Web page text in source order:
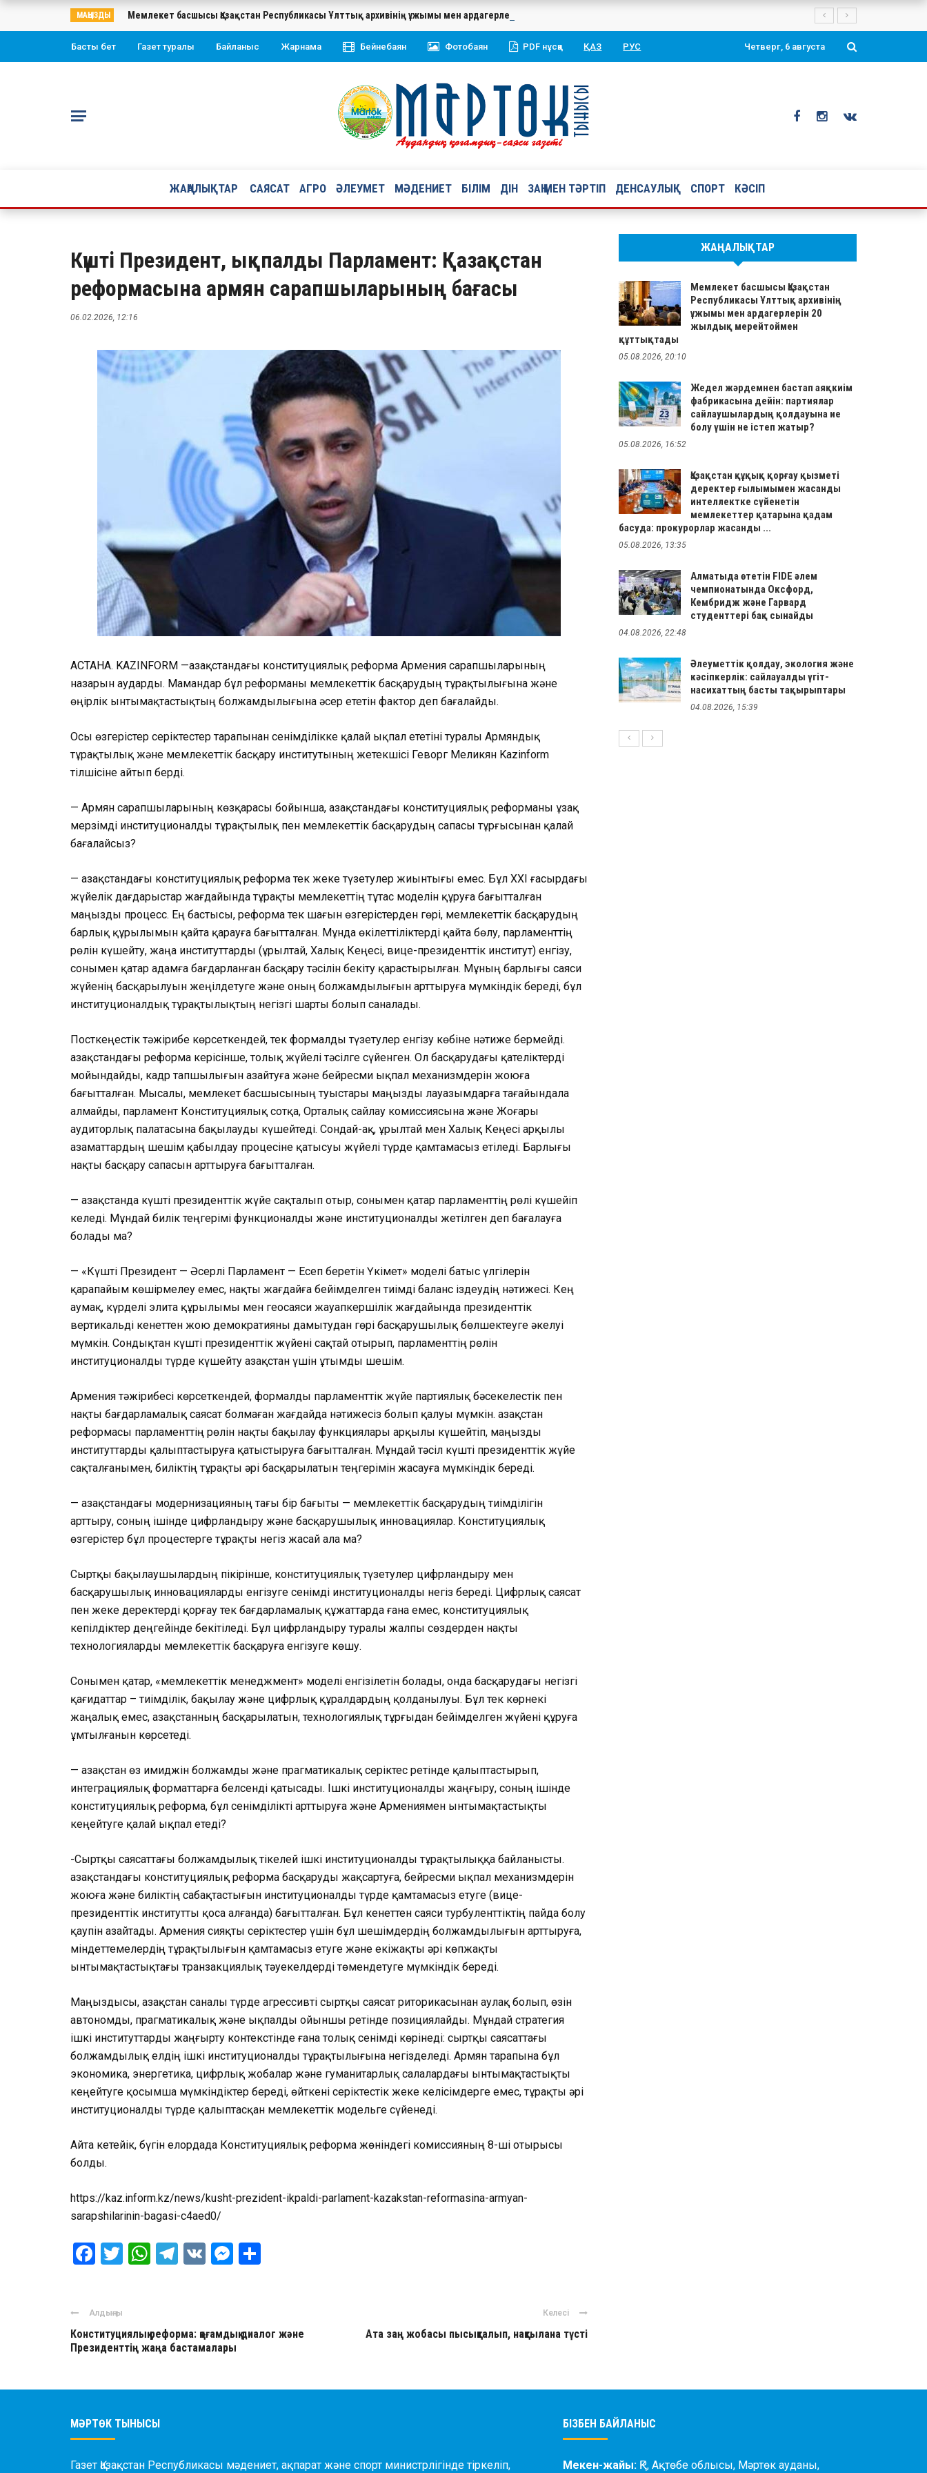
МАҢЫЗДЫ Мемлекет басшысы Қазақстан Республикасы Ұлттық архивінің ұжымы мен ардагерлерін 20 жылдық мерейтоймен құттықтады
Басты бет Газет туралы Байланыс Жарнама Бейнебаян Фотобаян PDF нұсқа ҚАЗ РУС Четверг, 6 августа
ЖАҢАЛЫҚТАР САЯСАТ АГРО ӘЛЕУМЕТ МӘДЕНИЕТ БІЛІМ ДІН ЗАҢ МЕН ТӘРТІП ДЕНСАУЛЫҚ СПОРТ КӘСІП
Күшті Президент, ықпалды Парламент: Қазақстан
реформасына армян сарапшыларының бағасы
06.02.2026, 12:16
АСТАНА. KAZINFORM —Қазақстандағы конституциялық реформа Армения сарапшыларының
назарын аударды. Мамандар бұл реформаны мемлекеттік басқарудың тұрақтылығына және
өңірлік ынтымақтастықтың болжамдылығына әсер ететін фактор деп бағалайды.
Осы өзгерістер серіктестер тарапынан сенімділікке қалай ықпал ететіні туралы Армяндық
тұрақтылық және мемлекеттік басқару институтының жетекшісі Геворг Меликян Kazinform
тілшісіне айтып берді.
— Армян сарапшыларының көзқарасы бойынша, Қазақстандағы конституциялық реформаны ұзақ
мерзімді институционалды тұрақтылық пен мемлекеттік басқарудың сапасы тұрғысынан қалай
бағалайсыз?
— Қазақстандағы конституциялық реформа тек жеке түзетулер жиынтығы емес. Бұл XXI ғасырдағы
жүйелік дағдарыстар жағдайында тұрақты мемлекеттің тұтас моделін құруға бағытталған
маңызды процесс. Ең бастысы, реформа тек шағын өзгерістерден гөрі, мемлекеттік басқарудың
барлық құрылымын қайта қарауға бағытталған. Мұнда өкілеттіліктерді қайта бөлу, парламенттің
рөлін күшейту, жаңа институттарды (Құрылтай, Халық Кеңесі, вице-президенттік институт) енгізу,
сонымен қатар адамға бағдарланған басқару тәсілін бекіту қарастырылған. Мұның барлығы саяси
жүйенің басқарылуын жеңілдетуге және оның болжамдылығын арттыруға мүмкіндік береді, бұл
институционалдық тұрақтылықтың негізгі шарты болып саналады.
Посткеңестік тәжірибе көрсеткендей, тек формалды түзетулер енгізу көбіне нәтиже бермейді.
Қазақстандағы реформа керісінше, толық жүйелі тәсілге сүйенген. Ол басқарудағы қателіктерді
мойындайды, кадр тапшылығын азайтуға және бейресми ықпал механизмдерін жоюға
бағытталған. Мысалы, мемлекет басшысының туыстары маңызды лауазымдарға тағайындала
алмайды, парламент Конституциялық сотқа, Орталық сайлау комиссиясына және Жоғары
аудиторлық палатасына бақылауды күшейтеді. Сондай-ақ, Құрылтай мен Халық Кеңесі арқылы
азаматтардың шешім қабылдау процесіне қатысуы жүйелі түрде қамтамасыз етіледі. Барлығы
нақты басқару сапасын арттыруға бағытталған.
— Қазақстанда күшті президенттік жүйе сақталып отыр, сонымен қатар парламенттің рөлі күшейіп
келеді. Мұндай билік теңгерімі функционалды және институционалды жетілген деп бағалауға
болады ма?
— «Күшті Президент — Әсерлі Парламент — Есеп беретін Үкімет» моделі батыс үлгілерін
қарапайым көшірмелеу емес, нақты жағдайға бейімделген тиімді баланс іздеудің нәтижесі. Кең
аумақ, күрделі элита құрылымы мен геосаяси жауапкершілік жағдайында президенттік
вертикальді кенеттен жою демократияны дамытудан гөрі басқарушылық бөлшектеуге әкелуі
мүмкін. Сондықтан күшті президенттік жүйені сақтай отырып, парламенттің рөлін
институционалды түрде күшейту Қазақстан үшін ұтымды шешім.
Армения тәжірибесі көрсеткендей, формалды парламенттік жүйе партиялық бәсекелестік пен
нақты бағдарламалық саясат болмаған жағдайда нәтижесіз болып қалуы мүмкін. Қазақстан
реформасы парламенттің рөлін нақты бақылау функциялары арқылы күшейтіп, маңызды
институттарды қалыптастыруға қатыстыруға бағытталған. Мұндай тәсіл күшті президенттік жүйе
сақталғанымен, биліктің тұрақты әрі басқарылатын теңгерімін жасауға мүмкіндік береді.
— Қазақстандағы модернизацияның тағы бір бағыты — мемлекеттік басқарудың тиімділігін
арттыру, соның ішінде цифрландыру және басқарушылық инновациялар. Конституциялық
өзгерістер бұл процестерге тұрақты негіз жасай ала ма?
Сыртқы бақылаушылардың пікірінше, конституциялық түзетулер цифрландыру мен
басқарушылық инновацияларды енгізуге сенімді институционалды негіз береді. Цифрлық саясат
пен жеке деректерді қорғау тек бағдарламалық құжаттарда ғана емес, конституциялық
кепілдіктер деңгейінде бекітіледі. Бұл цифрландыру туралы жалпы сөздерден нақты
технологияларды мемлекеттік басқаруға енгізуге көшу.
Сонымен қатар, «мемлекеттік менеджмент» моделі енгізілетін болады, онда басқарудағы негізгі
қағидаттар – тиімділік, бақылау және цифрлық құралдардың қолданылуы. Бұл тек көрнекі
жаңалық емес, Қазақстанның басқарылатын, технологиялық тұрғыдан бейімделген жүйені құруға
ұмтылғанын көрсетеді.
— Қазақстан өз имиджін болжамды және прагматикалық серіктес ретінде қалыптастырып,
интеграциялық форматтарға белсенді қатысады. Ішкі институционалды жаңғыру, соның ішінде
конституциялық реформа, бұл сенімділікті арттыруға және Армениямен ынтымақтастықты
кеңейтуге қалай ықпал етеді?
-Сыртқы саясаттағы болжамдылық тікелей ішкі институционалды тұрақтылыққа байланысты.
Қазақстандағы конституциялық реформа басқаруды жақсартуға, бейресми ықпал механизмдерін
жоюға және биліктің сабақтастығын институционалды түрде қамтамасыз етуге (вице-
президенттік институтты қоса алғанда) бағытталған. Бұл кенеттен саяси турбуленттіктің пайда болу
қаупін азайтады. Армения сияқты серіктестер үшін бұл шешімдердің болжамдылығын арттыруға,
міндеттемелердің тұрақтылығын қамтамасыз етуге және екіжақты әрі көпжақты
ынтымақтастықтағы транзакциялық тәуекелдерді төмендетуге мүмкіндік береді.
Маңыздысы, Қазақстан саналы түрде агрессивті сыртқы саясат риторикасынан аулақ болып, өзін
автономды, прагматикалық және ықпалды ойыншы ретінде позициялайды. Мұндай стратегия
ішкі институттарды жаңғырту контекстінде ғана толық сенімді көрінеді: сыртқы саясаттағы
болжамдылық елдің ішкі институционалды тұрақтылығына негізделеді. Армян тарапына бұл
экономика, энергетика, цифрлық жобалар және гуманитарлық салалардағы ынтымақтастықты
кеңейтуге қосымша мүмкіндіктер береді, өйткені серіктестік жеке келісімдерге емес, тұрақты әрі
институционалды түрде қалыптасқан мемлекеттік модельге сүйенеді.
Айта кетейік, бүгін елордада Конституциялық реформа жөніндегі комиссияның 8-ші отырысы
болды.
https://kaz.inform.kz/news/kusht-prezident-ikpaldi-parlament-kazakstan-reformasina-armyan-
sarapshilarinin-bagasi-c4aed0/
Facebook
Twitter
WhatsApp
Telegram
VK Messenger
Алдыңғы
Конституциялық реформа: қоғамдық диалог және
Президенттің жаңа бастамалары
Келесі
Ата заң жобасы пысықталып, нақтылана түсті
ЖАҢАЛЫҚТАР
Мемлекет басшысы Қазақстан
Республикасы Ұлттық архивінің
ұжымы мен ардагерлерін 20
жылдық мерейтоймен
құттықтады
05.08.2026, 20:10
Жедел жәрдемнен бастап аяқкиім
фабрикасына дейін: партиялар
сайлаушылардың қолдауына ие
болу үшін не істеп жатыр?
05.08.2026, 16:52
Қазақстан құқық қорғау қызметі
деректер ғылымымен жасанды
интеллектке сүйенетін
мемлекеттер қатарына қадам
басуда: прокурорлар жасанды ...
05.08.2026, 13:35
Алматыда өтетін FIDE әлем
чемпионатында Оксфорд,
Кембридж және Гарвард
студенттері бақ сынайды
04.08.2026, 22:48
Әлеуметтік қолдау, экология және
кәсіпкерлік: сайлауалды үгіт-
насихаттың басты тақырыптары
04.08.2026, 15:39
МӘРТӨК ТЫНЫСЫ
Газет Қазақстан Республикасы мәдениет, ақпарат және спорт министрлігінде тіркеліп,
БІЗБЕН БАЙЛАНЫС
Мекен-жайы: ҚР, Ақтөбе облысы, Мәртөк ауданы,